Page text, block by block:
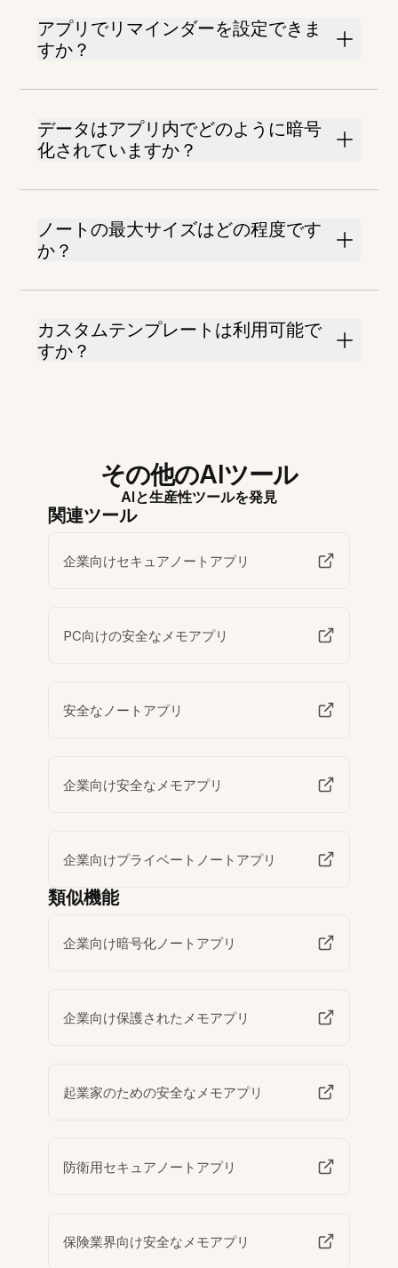
アプリでリマインダーを設定できま
すか？
データはアプリ内でどのように暗号
化されていますか？
ノートの最大サイズはどの程度です
か？
カスタムテンプレートは利用可能で
すか？
その他のAIツール
AIと生産性ツールを発見
関連ツール
企業向けセキュアノートアプリ
PC向けの安全なメモアプリ
安全なノートアプリ
企業向け安全なメモアプリ
企業向けプライベートノートアプリ
類似機能
企業向け暗号化ノートアプリ
企業向け保護されたメモアプリ
起業家のための安全なメモアプリ
防衛用セキュアノートアプリ
保険業界向け安全なメモアプリ